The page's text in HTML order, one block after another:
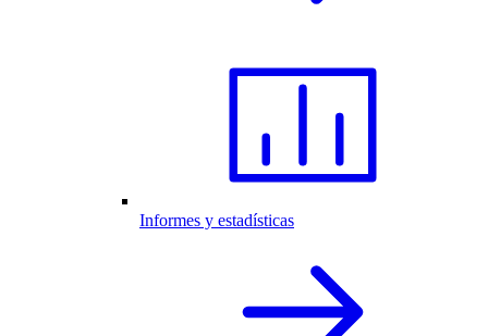
Informes y estadísticas